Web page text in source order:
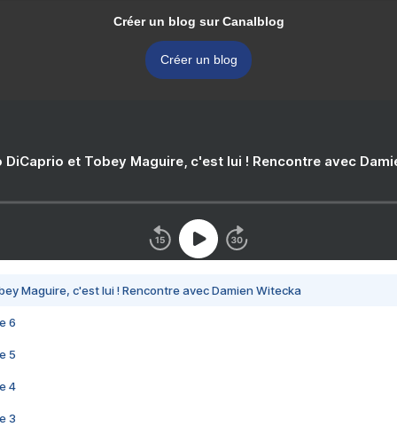
Créer un blog sur Canalblog
Créer un blog
DiCaprio et Tobey Maguire, c'est lui ! Rencontre avec
Maguire, c'est lui ! Rencontre avec Damien Witecka
6
5
4
3